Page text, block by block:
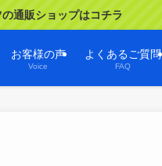
通販ショップはコチラ
お客様の声
Voice
よくあるご質問
FAQ